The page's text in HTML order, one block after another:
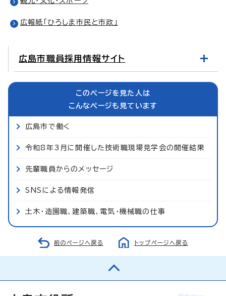
広報紙「ひろしま市民と市政」
広島市職員採用情報サイト
このページを見た人は
こんなページも見ています
広島市で働く
令和8年3月に開催した技術職現場見学会の開催結果
先輩職員からのメッセージ
SNSによる情報発信
土木・造園職、建築職、電気・機械職の仕事
前のページへ戻る トップページへ戻る